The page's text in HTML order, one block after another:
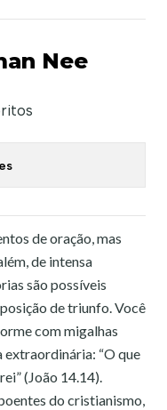
Nee
de oração, mas
de intensa
são possíveis
de triunfo. Você
com migalhas
extraordinária: “O que
(João 14.14).
do cristianismo,